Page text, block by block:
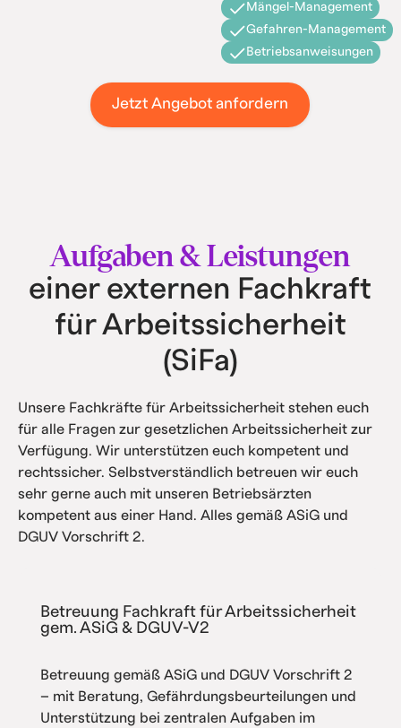
Mängel-Management
Gefahren-Management
Betriebsanweisungen
Jetzt Angebot anfordern
Aufgaben & Leistungen
einer externen Fachkraft
für Arbeitssicherheit
(SiFa)
Unsere Fachkräfte für Arbeitssicherheit stehen euch
für alle Fragen zur gesetzlichen Arbeitssicherheit zur
Verfügung. Wir unterstützen euch kompetent und
rechtssicher. Selbstverständlich betreuen wir euch
sehr gerne auch mit unseren Betriebsärzten
kompetent aus einer Hand. Alles gemäß ASiG und
DGUV Vorschrift 2.
Betreuung Fachkraft für Arbeitssicherheit
gem. ASiG & DGUV-V2
Betreuung gemäß ASiG und DGUV Vorschrift 2
– mit Beratung, Gefährdungsbeurteilungen und
Unterstützung bei zentralen Aufgaben im